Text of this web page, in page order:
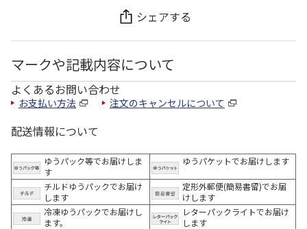
シェアする
マークや記載内容について
よくあるお問い合わせ
お支払い方法 注文のキャンセルについて
配送情報について
ゆうパック等でお届けしま
す
ゆうパケットでお届けします
チルドゆうパックでお届け
します
定形外郵便(簡易書留)でお届
けします
冷凍ゆうパックでお届けし
ます。
レターパックライトでお届け
します